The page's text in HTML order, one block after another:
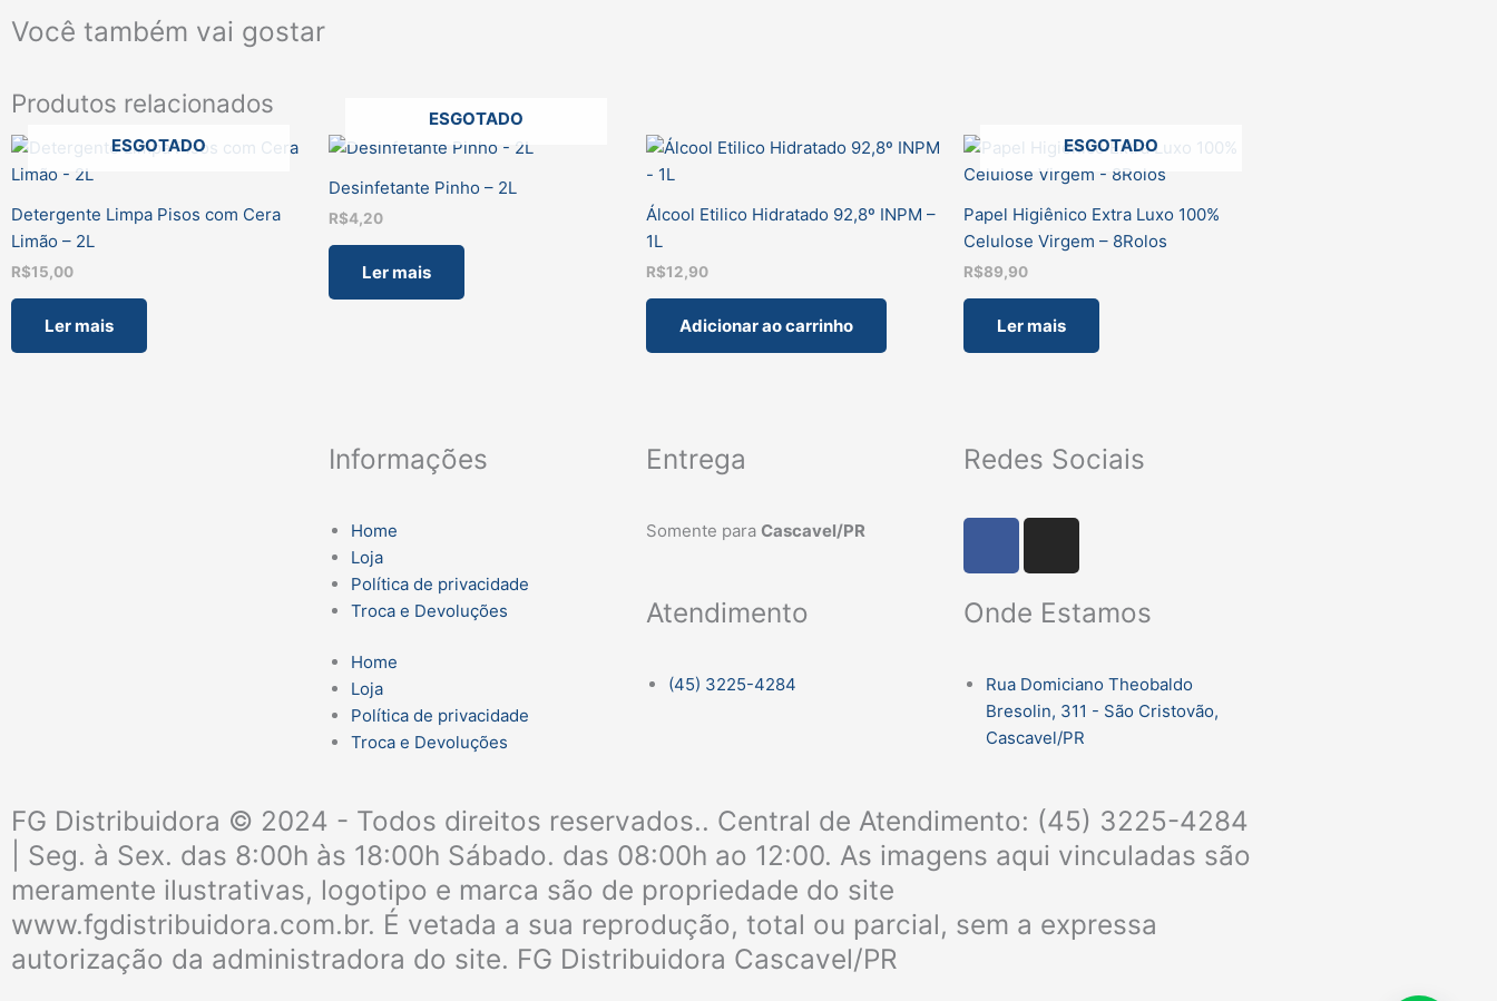
Você também vai gostar
Produtos relacionados
ESGOTADO
Detergente Limpa Pisos com Cera
Limão – 2L
R$15,00
Ler mais
ESGOTADO
Desinfetante Pinho – 2L
R$4,20
Ler mais
Álcool Etilico Hidratado 92,8º INPM –
1L
R$12,90
Adicionar ao carrinho
ESGOTADO
Papel Higiênico Extra Luxo 100%
Celulose Virgem – 8Rolos
R$89,90
Ler mais
Informações
Home
Loja
Política de privacidade
Troca e Devoluções
Home
Loja
Política de privacidade
Troca e Devoluções
Entrega
Somente para Cascavel/PR
Atendimento
(45) 3225-4284
Redes Sociais
e
o
k
t
g
r
a
m
Onde Estamos
Rua Domiciano Theobaldo
Bresolin, 311 - São Cristovão,
Cascavel/PR
FG Distribuidora © 2024 - Todos direitos reservados.. Central de Atendimento: (45) 3225-4284
| Seg. à Sex. das 8:00h às 18:00h Sábado. das 08:00h ao 12:00. As imagens aqui vinculadas são
meramente ilustrativas, logotipo e marca são de propriedade do site
www.fgdistribuidora.com.br. É vetada a sua reprodução, total ou parcial, sem a expressa
autorização da administradora do site. FG Distribuidora Cascavel/PR